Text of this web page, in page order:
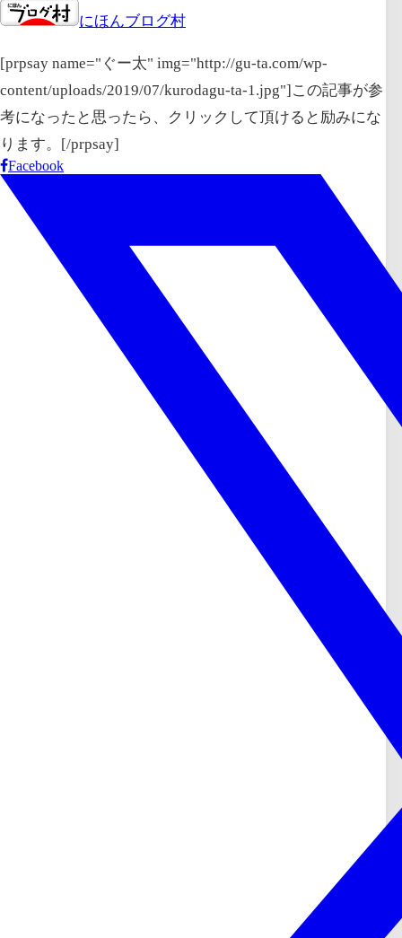
にほんブログ村
[prpsay name="ぐー太" img="http://gu-ta.com/wp-
content/uploads/2019/07/kurodagu-ta-1.jpg"]この記事が参
考になったと思ったら、クリックして頂けると励みにな
ります。[/prpsay]
Facebook